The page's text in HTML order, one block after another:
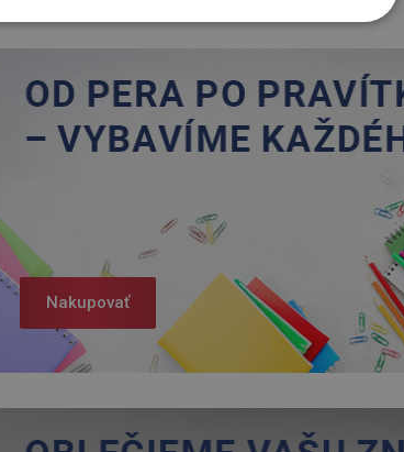
Nakupovať